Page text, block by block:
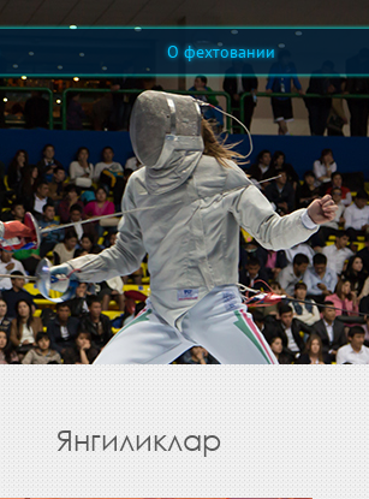
О фехтовании
Янгиликлар